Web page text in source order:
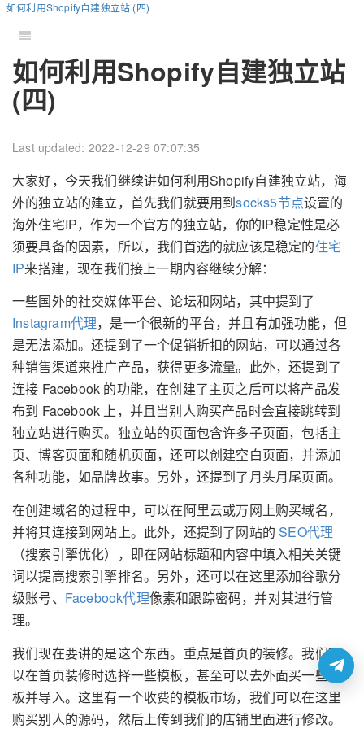
如何利用Shopify自建独立站 (四)
如何利用Shopify自建独立站
(四)
Last updated: 2022-12-29 07:07:35
大家好，今天我们继续讲如何利用Shopify自建独立站，海
外的独立站的建立，首先我们就要用到socks5节点设置的
海外住宅IP，作为一个官方的独立站，你的IP稳定性是必
须要具备的因素，所以，我们首选的就应该是稳定的住宅
IP来搭建，现在我们接上一期内容继续分解：
一些国外的社交媒体平台、论坛和网站，其中提到了
Instagram代理，是一个很新的平台，并且有加强功能，但
是无法添加。还提到了一个促销折扣的网站，可以通过各
种销售渠道来推广产品，获得更多流量。此外，还提到了
连接 Facebook 的功能，在创建了主页之后可以将产品发
布到 Facebook 上，并且当别人购买产品时会直接跳转到
独立站进行购买。独立站的页面包含许多子页面，包括主
页、博客页面和随机页面，还可以创建空白页面，并添加
各种功能，如品牌故事。另外，还提到了月头月尾页面。
在创建域名的过程中，可以在阿里云或万网上购买域名，
并将其连接到网站上。此外，还提到了网站的SEO代理
（搜索引擎优化），即在网站标题和内容中填入相关关键
词以提高搜索引擎排名。另外，还可以在这里添加谷歌分
级账号、 Facebook代理像素和跟踪密码，并对其进行管
理。
我们现在要讲的是这个东西。重点是首页的装修。我们可
以在首页装修时选择一些模板，甚至可以去外面买一些模
板并导入。这里有一个收费的模板市场，我们可以在这里
购买别人的源码，然后上传到我们的店铺里面进行修改。